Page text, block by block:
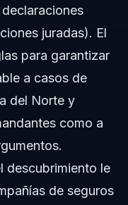
juradas). El
para garantizar
a casos de
del Norte y
como a
descubrimiento le
de seguros